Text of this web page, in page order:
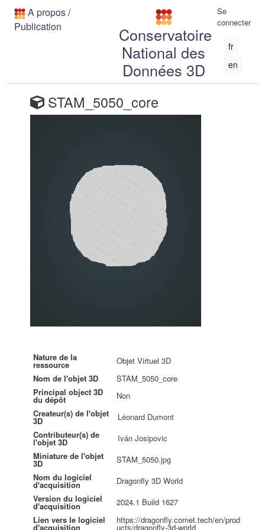
A propos/
Publication
Conservatoire
National des
Données 3D
Se
connecter
fr
en
STAM_5050_core
Nature de la
ressource
Objet Virtuel 3D
Nom de l'objet 3D
STAM_5050_core
Principal object 3D
du dépôt
Non
Createur(s) de l'objet
3D
Léonard Dumont
Contributeur(s) de
l'objet 3D
Iván Josipovic
Miniature de l'objet
3D
STAM_5050.jpg
Nom du logiciel
d'acquisition
Dragonfly 3D World
Version du logiciel
d'acquisition
2024.1 Build 1627
Lien vers le logiciel
d'acquisition
https://dragonfly.comet.tech/en/prod
ucts/dragonfly-3d-world